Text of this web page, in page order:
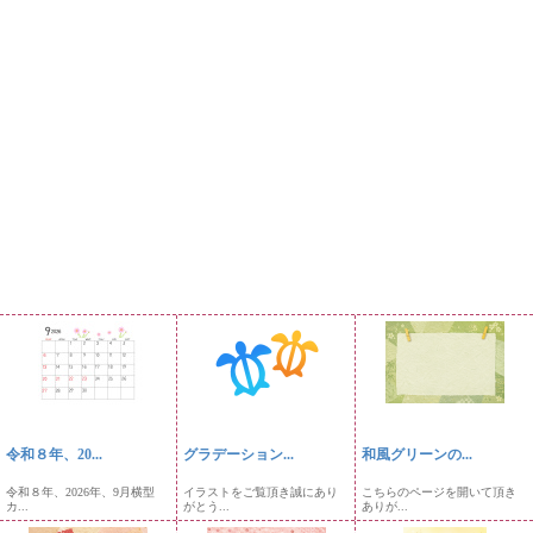
令和８年、20...
令和８年、2026年、9月横型
カ...
グラデーション...
イラストをご覧頂き誠にあり
がとう...
和風グリーンの...
こちらのページを開いて頂き
ありが...